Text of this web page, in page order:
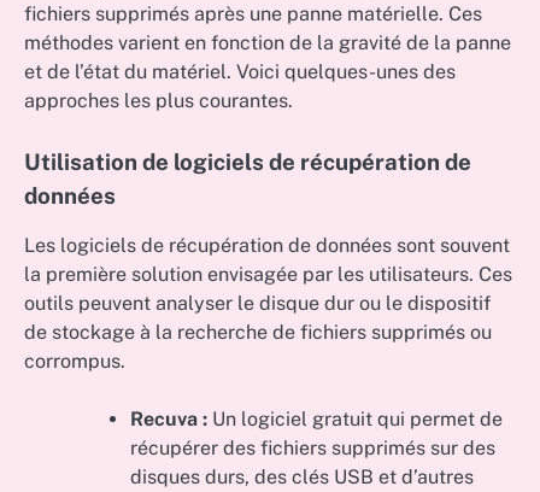
fichiers supprimés après une panne matérielle. Ces
méthodes varient en fonction de la gravité de la panne
et de l’état du matériel. Voici quelques-unes des
approches les plus courantes.
Utilisation de logiciels de récupération de
données
Les logiciels de récupération de données sont souvent
la première solution envisagée par les utilisateurs. Ces
outils peuvent analyser le disque dur ou le dispositif
de stockage à la recherche de fichiers supprimés ou
corrompus.
Recuva : Un logiciel gratuit qui permet de
récupérer des fichiers supprimés sur des
disques durs, des clés USB et d’autres